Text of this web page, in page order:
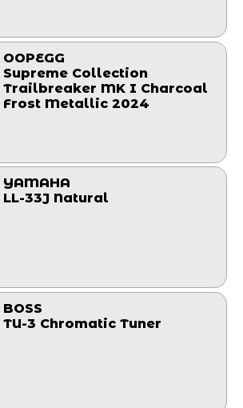
OOPEGG
Supreme Collection
Trailbreaker MK I Charcoal
Frost Metallic 2024
YAMAHA
LL-33J Natural
BOSS
TU-3 Chromatic Tuner